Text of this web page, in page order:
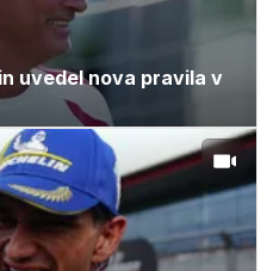
uvedel nova pravila v